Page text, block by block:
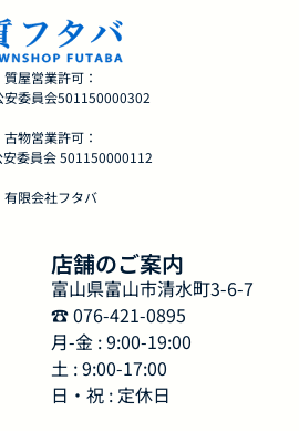
質屋営業許可：
安委員会501150000302
古物営業許可：
安委員会 501150000112
有限会社フタバ
店舗のご案内
富山県富山市清水町3-6-7
☎︎ 076-421-0895
月-金 : 9:00-19:00
土 : 9:00-17:00
日・祝 : 定休日